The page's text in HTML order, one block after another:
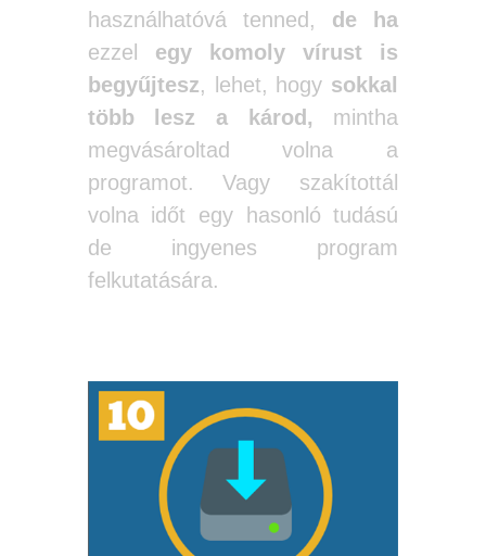
használhatóvá tenned, de ha
ezzel egy komoly vírust is
begyűjtesz, lehet, hogy sokkal
több lesz a károd, mintha
megvásároltad volna a
programot. Vagy szakítottál
volna időt egy hasonló tudású
de ingyenes program
felkutatására.